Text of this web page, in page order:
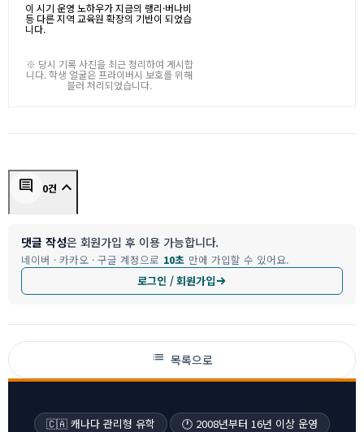
이 시기 운영 노하우가 지금의 랭리·버나비
등 다른 지역 교육원 확장의 기반이 되었습
니다.
※ 당시 기록 사진을 최근 정리하여 게시합
니다. 학생 얼굴은 프라이버시 보호를 위해
블러 처리되었습니다.
comment 0건 keyboard_arrow_up
댓글 작성은 회원가입 후 이용 가능합니다.
네이버 · 카카오 · 구글 계정으로 10초 만에 가입할 수 있어요.
로그인 / 회원가입
list 목록으로
🇨🇦 캐나다 관리형 유학 🕐 2008년부터 16년 이상 운영